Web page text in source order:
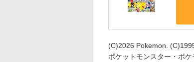
(C)2026 Pokemon.
ポケットモンスター・ポ